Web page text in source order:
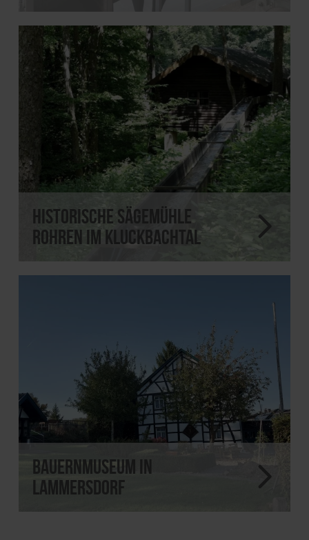
Historische Sägemühle
Rohren im Kluckbachtal
Bauernmuseum in
Lammersdorf